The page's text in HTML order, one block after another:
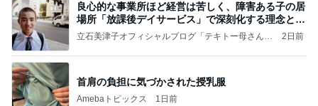
良心的な事業所ほど経営は苦しく、障害ある子の居
場所「放課後デイサービス」で深刻化する理念と現
実の
立石美津子オフィシャルブログ「テキトー母さんの
2日前
首肩の負担に気づかされた授乳服
Amebaトピックス 1日前